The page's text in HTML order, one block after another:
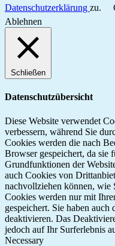
Datenschutzerklärung zu.
Ablehnen
Schließen
Datenschutzübersicht
Diese Website verwendet
verbessern, während Sie
Cookies werden die nach
Browser gespeichert, da sie
Grundfunktionen der
auch Cookies von
nachvollziehen können, wie
Cookies werden nur mit
gespeichert. Sie haben
deaktivieren. Das
jedoch auf Ihr Surferlebnis
Necessary